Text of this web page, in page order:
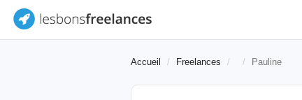
Accueil Freelances Pauline